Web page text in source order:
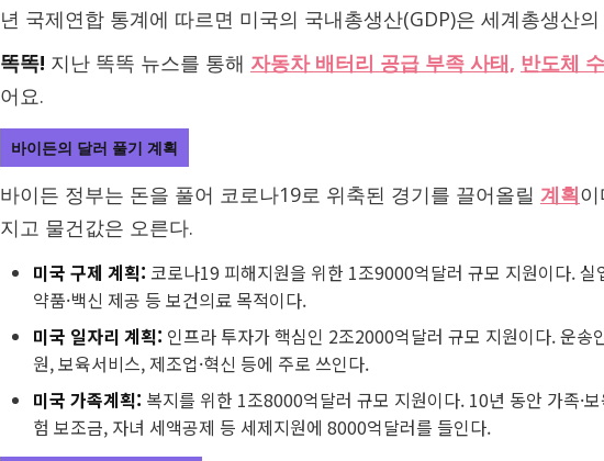
년 국제연합 통계에 따르면 미국의 국내총생산(GDP)은 세계총생산
똑똑! 지난 똑똑 뉴스를 통해 자동차 배터리 공급 부족 사태, 반도체
어요.
바이든의 달러 풀기 계획
바이든 정부는 돈을 풀어 코로나19로 위축된 경기를 끌어올릴 계획
지고 물건값은 오른다.
미국 구제 계획: 코로나19 피해지원을 위한 1조9000억달러 규모 지원이다. 실
약품·백신 제공 등 보건의료 목적이다.
미국 일자리 계획: 인프라 투자가 핵심인 2조2000억달러 규모 지원이다. 운송
원, 보육서비스, 제조업·혁신 등에 주로 쓰인다.
미국 가족계획: 복지를 위한 1조8000억달러 규모 지원이다. 10년 동안 가족·
험 보조금, 자녀 세액공제 등 세제지원에 8000억달러를 들인다.